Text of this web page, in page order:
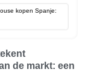
kopen Spanje:
de markt: een